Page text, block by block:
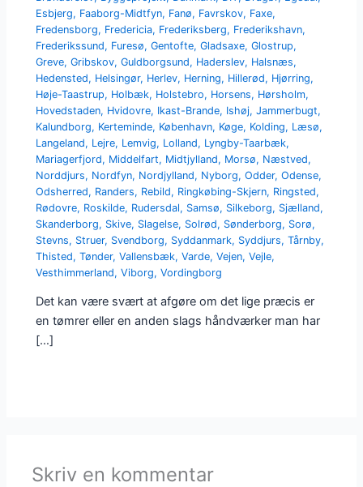
Esbjerg, Faaborg-Midtfyn, Fanø, Favrskov, Faxe,
Fredensborg, Fredericia, Frederiksberg, Frederikshavn,
Frederikssund, Furesø,Gentofte,Gladsaxe,Glostrup,
Greve,Gribskov,Guldborgsund, Haderslev, Halsnæs,
Hedensted, Helsingør, Herlev, Herning, Hillerød, Hjørring,
Høje-Taastrup, Holbæk, Holstebro, Horsens, Hørsholm,
Hovedstaden, Hvidovre, Ikast-Brande, Ishøj,Jammerbugt,
Kalundborg, Kerteminde, København, Køge, Kolding, Læsø,
Langeland, Lejre, Lemvig, Lolland, Lyngby-Taarbæk,
Mariagerfjord, Middelfart, Midtjylland, Morsø, Næstved,
Norddjurs, Nordfyn, Nordjylland, Nyborg,Odder,Odense,
Odsherred, Randers, Rebild, Ringkøbing-Skjern, Ringsted,
Rødovre, Roskilde, Rudersdal, Samsø, Silkeborg, Sjælland,
Skanderborg, Skive, Slagelse, Solrød, Sønderborg, Sorø,
Stevns, Struer, Svendborg, Syddanmark, Syddjurs,Tårnby,
Thisted,Tønder,Vallensbæk,Varde,Vejen,Vejle,
Vesthimmerland,Viborg,Vordingborg
Det kan være svært at afgøre om det lige præcis er
en tømrer eller en anden slags håndværker man har
[…]
Skriv en kommentar